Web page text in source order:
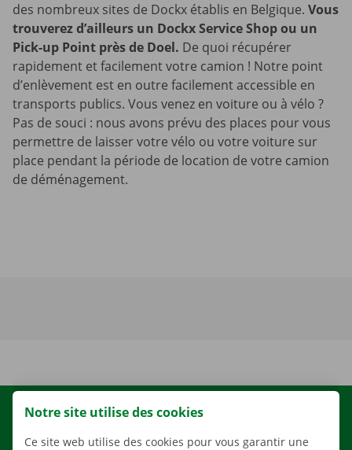
des nombreux sites de Dockx établis en Belgique. Vous
trouverez d’ailleurs un Dockx Service Shop ou un
Pick-up Point près de Doel. De quoi récupérer
rapidement et facilement votre camion ! Notre point
d’enlèvement est en outre facilement accessible en
transports publics. Vous venez en voiture ou à vélo ?
Pas de souci : nous avons prévu des places pour vous
permettre de laisser votre vélo ou votre voiture sur
place pendant la période de location de votre camion
de déménagement.
LOCATION
NOS VÉHICULES
Notre site utilise des cookies
Ce site web utilise des cookies pour vous garantir une